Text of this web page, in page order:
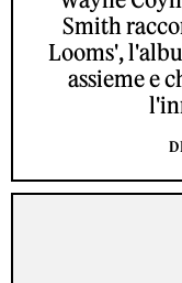
Smith
Looms',
assieme e